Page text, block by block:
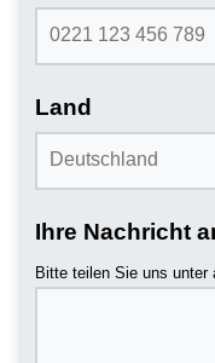
Land
Ihre Nachricht
Bitte teilen Sie uns unter